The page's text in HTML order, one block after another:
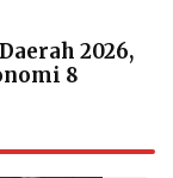
2026,
8